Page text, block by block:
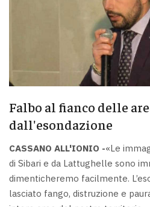
Falbo al fianco delle
dall'esondazione
CASSANO ALL'IONIO -«Le
di Sibari e da Lattughelle sono
dimenticheremo facilmente.
lasciato fango, distruzione e